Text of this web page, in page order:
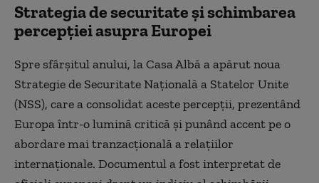
Strategia de securitate şi schimbarea
percepţiei asupra Europei
Spre sfârşitul anului, la Casa Albă a apărut noua
Strategie de Securitate Naţională a Statelor Unite
(NSS), care a consolidat aceste percepţii, prezentând
Europa într-o lumină critică şi punând accent pe o
abordare mai tranzacţională a relaţiilor
internaţionale. Documentul a fost interpretat de